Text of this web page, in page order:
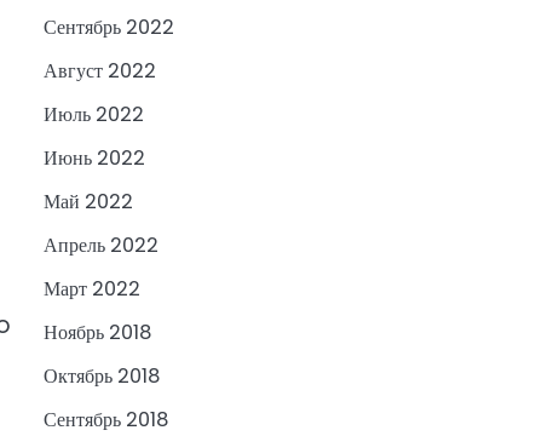
Сентябрь 2022
Август 2022
Июль 2022
Июнь 2022
Май 2022
Апрель 2022
Март 2022
Ноябрь 2018
Октябрь 2018
Сентябрь 2018